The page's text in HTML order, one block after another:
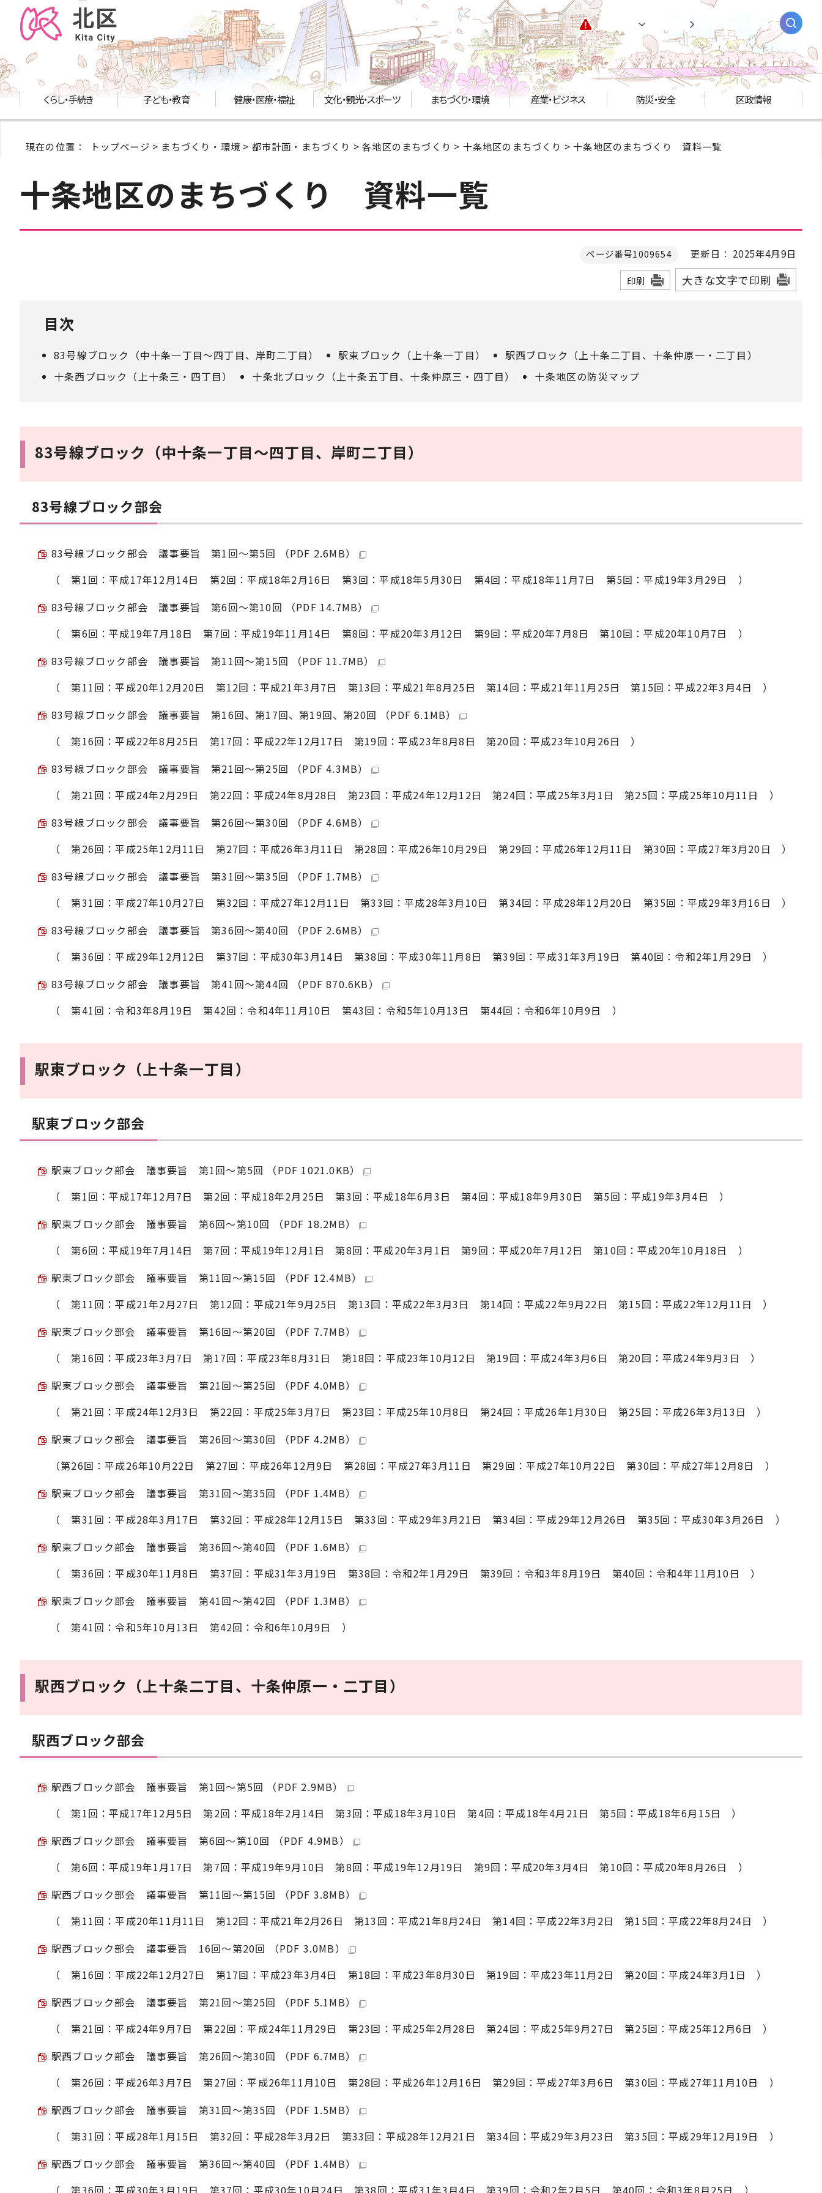
緊急情報 AIチャットボット
くらし・手続き 子ども・教育 健康・医療・福祉 文化・観光・スポーツ まちづくり・環境 産業・ビジネス 防災・安全 区政情報
現在の位置： トップページ > まちづくり・環境 > 都市計画・まちづくり >各地区のまちづくり > 十条地区のまちづくり > 十条地区のまちづくり 資料一覧
十条地区のまちづくり 資料一覧
ページ番号1009654 更新日： 2025年4月9日
印刷 大きな文字で印刷
目次
83号線ブロック（中十条一丁目～四丁目、岸町二丁目） 駅東ブロック（上十条一丁目）
駅西ブロック（上十条二丁目、十条仲原一・二丁目）
十条西ブロック（上十条三・四丁目）
十条北ブロック（上十条五丁目、十条仲原三・四丁目） 十条地区の防災マップ
83号線ブロック（中十条一丁目～四丁目、岸町二丁目）
83号線ブロック部会
83号線ブロック部会 議事要旨 第1回～第5回 （PDF 2.6MB）
（ 第1回：平成17年12月14日 第2回：平成18年2月16日 第3回：平成18年5月30日 第4回：平成18年11月7日 第5回：平成19年3月29日 ）
83号線ブロック部会 議事要旨 第6回～第10回 （PDF 14.7MB）
（ 第6回：平成19年7月18日 第7回：平成19年11月14日 第8回：平成20年3月12日 第9回：平成20年7月8日 第10回：平成20年10月7日 ）
83号線ブロック部会 議事要旨 第11回～第15回 （PDF 11.7MB）
（ 第11回：平成20年12月20日 第12回：平成21年3月7日 第13回：平成21年8月25日 第14回：平成21年11月25日 第15回：平成22年3月4日 ）
83号線ブロック部会 議事要旨 第16回、第17回、第19回、第20回 （PDF 6.1MB）
（ 第16回：平成22年8月25日 第17回：平成22年12月17日 第19回：平成23年8月8日 第20回：平成23年10月26日 ）
83号線ブロック部会 議事要旨 第21回～第25回 （PDF 4.3MB）
（ 第21回：平成24年2月29日 第22回：平成24年8月28日 第23回：平成24年12月12日 第24回：平成25年3月1日 第25回：平成25年10月11日 ）
83号線ブロック部会 議事要旨 第26回～第30回 （PDF 4.6MB）
（ 第26回：平成25年12月11日 第27回：平成26年3月11日 第28回：平成26年10月29日 第29回：平成26年12月11日 第30回：平成27年3月20日 ）
83号線ブロック部会 議事要旨 第31回～第35回 （PDF 1.7MB）
（ 第31回：平成27年10月27日 第32回：平成27年12月11日 第33回：平成28年3月10日 第34回：平成28年12月20日 第35回：平成29年3月16日 ）
83号線ブロック部会 議事要旨 第36回～第40回 （PDF 2.6MB）
（ 第36回：平成29年12月12日 第37回：平成30年3月14日 第38回：平成30年11月8日 第39回：平成31年3月19日 第40回：令和2年1月29日 ）
83号線ブロック部会 議事要旨 第41回～第44回 （PDF 870.6KB）
（ 第41回：令和3年8月19日 第42回：令和4年11月10日 第43回：令和5年10月13日 第44回：令和6年10月9日 ）
駅東ブロック（上十条一丁目）
駅東ブロック部会
駅東ブロック部会 議事要旨 第1回～第5回 （PDF 1021.0KB）
（ 第1回：平成17年12月7日 第2回：平成18年2月25日 第3回：平成18年6月3日 第4回：平成18年9月30日 第5回：平成19年3月4日 ）
駅東ブロック部会 議事要旨 第6回～第10回 （PDF 18.2MB）
（ 第6回：平成19年7月14日 第7回：平成19年12月1日 第8回：平成20年3月1日 第9回：平成20年7月12日 第10回：平成20年10月18日 ）
駅東ブロック部会 議事要旨 第11回～第15回 （PDF 12.4MB）
（ 第11回：平成21年2月27日 第12回：平成21年9月25日 第13回：平成22年3月3日 第14回：平成22年9月22日 第15回：平成22年12月11日 ）
駅東ブロック部会 議事要旨 第16回～第20回 （PDF 7.7MB）
（ 第16回：平成23年3月7日 第17回：平成23年8月31日 第18回：平成23年10月12日 第19回：平成24年3月6日 第20回：平成24年9月3日 ）
駅東ブロック部会 議事要旨 第21回～第25回 （PDF 4.0MB）
（ 第21回：平成24年12月3日 第22回：平成25年3月7日 第23回：平成25年10月8日 第24回：平成26年1月30日 第25回：平成26年3月13日 ）
駅東ブロック部会 議事要旨 第26回～第30回 （PDF 4.2MB）
（第26回：平成26年10月22日 第27回：平成26年12月9日 第28回：平成27年3月11日 第29回：平成27年10月22日 第30回：平成27年12月8日 ）
駅東ブロック部会 議事要旨 第31回～第35回 （PDF 1.4MB）
（ 第31回：平成28年3月17日 第32回：平成28年12月15日 第33回：平成29年3月21日 第34回：平成29年12月26日 第35回：平成30年3月26日 ）
駅東ブロック部会 議事要旨 第36回～第40回 （PDF 1.6MB）
（ 第36回：平成30年11月8日 第37回：平成31年3月19日 第38回：令和2年1月29日 第39回：令和3年8月19日 第40回：令和4年11月10日 ）
駅東ブロック部会 議事要旨 第41回～第42回 （PDF 1.3MB）
（ 第41回：令和5年10月13日 第42回：令和6年10月9日 ）
駅西ブロック（上十条二丁目、十条仲原一・二丁目）
駅西ブロック部会
駅西ブロック部会 議事要旨 第1回～第5回 （PDF 2.9MB）
（ 第1回：平成17年12月5日 第2回：平成18年2月14日 第3回：平成18年3月10日 第4回：平成18年4月21日 第5回：平成18年6月15日 ）
駅西ブロック部会 議事要旨 第6回～第10回 （PDF 4.9MB）
（ 第6回：平成19年1月17日 第7回：平成19年9月10日 第8回：平成19年12月19日 第9回：平成20年3月4日 第10回：平成20年8月26日 ）
駅西ブロック部会 議事要旨 第11回～第15回 （PDF 3.8MB）
（ 第11回：平成20年11月11日 第12回：平成21年2月26日 第13回：平成21年8月24日 第14回：平成22年3月2日 第15回：平成22年8月24日 ）
駅西ブロック部会 議事要旨 16回～第20回 （PDF 3.0MB）
（ 第16回：平成22年12月27日 第17回：平成23年3月4日 第18回：平成23年8月30日 第19回：平成23年11月2日 第20回：平成24年3月1日 ）
駅西ブロック部会 議事要旨 第21回～第25回 （PDF 5.1MB）
（ 第21回：平成24年9月7日 第22回：平成24年11月29日 第23回：平成25年2月28日 第24回：平成25年9月27日 第25回：平成25年12月6日 ）
駅西ブロック部会 議事要旨 第26回～第30回 （PDF 6.7MB）
（ 第26回：平成26年3月7日 第27回：平成26年11月10日 第28回：平成26年12月16日 第29回：平成27年3月6日 第30回：平成27年11月10日 ）
駅西ブロック部会 議事要旨 第31回～第35回 （PDF 1.5MB）
（ 第31回：平成28年1月15日 第32回：平成28年3月2日 第33回：平成28年12月21日 第34回：平成29年3月23日 第35回：平成29年12月19日 ）
駅西ブロック部会 議事要旨 第36回～第40回 （PDF 1.4MB）
（ 第36回：平成30年3月19日 第37回：平成30年10月24日 第38回：平成31年3月4日 第39回：令和2年2月5日 第40回：令和3年8月25日 ）